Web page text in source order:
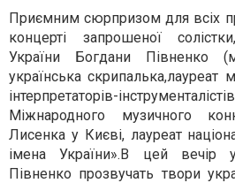
Приємним сюрпризом для всіх
концерті запрошеної
України Богдани Півненко
українська скрипалька,лауреат
інтерпретаторів-
Міжнародного музичного
Лисенка у Києві, лауреат
імена України».В цей вечір
Півненко прозвучать твори